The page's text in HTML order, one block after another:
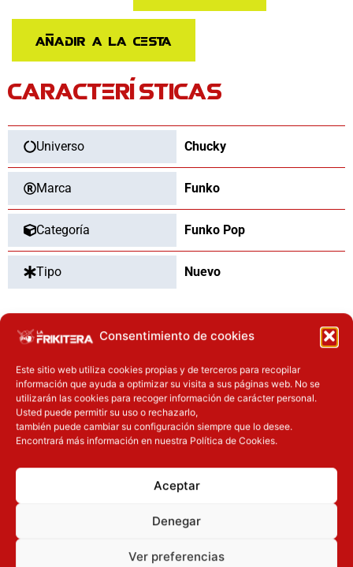
Consentimiento de cookies
Este sitio web utiliza cookies propias y de terceros para recopilar
información que ayuda a optimizar su visita a sus páginas web. No se
utilizarán las cookies para recoger información de carácter personal.
Usted puede permitir su uso o rechazarlo,
también puede cambiar su configuración siempre que lo desee.
Encontrará más información en nuestra Política de Cookies.
Aceptar
Denegar
Ver preferencias
Diabolico
ChuckyAñadir a la cesta
CARACTERÍSTICAS
Universo Chucky
Marca Funko
Categoría Funko Pop
Tipo Nuevo
OTROS PRODUCTOS QUE TE
PUEDEN INTERESAR
Inicie sesión
El precio original era: 29.90€.
El precio actual es: 22.42€.
Inicie sesión